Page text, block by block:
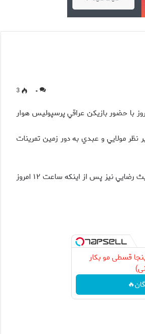
۰ 3
با حضور بازيكن عراقي پرسپوليس هوار
مولايي و عبدي به دور زمين تمرينات
*ميثاق معمار زاده پس از همراهي نكردن تيم ملي در تمرين امروز پرسپوليس حضور پيدا كرد. شيث رضايي نيز پس از اينكه ساعت ۱۲ امروز
قسطی مو بکار